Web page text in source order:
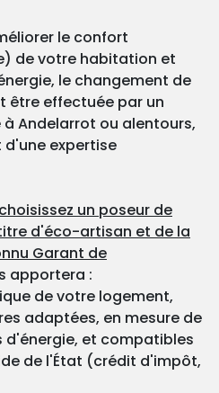
le confort
de votre habitation et
le changement de
être effectuée par un
Andelarrot ou alentours,
expertise
choisissez un poseur de
d'éco-artisan et de la
Garant de
apportera :
de votre logement,
adaptées, en mesure de
d'énergie, et compatibles
de l'État (crédit d'impôt,